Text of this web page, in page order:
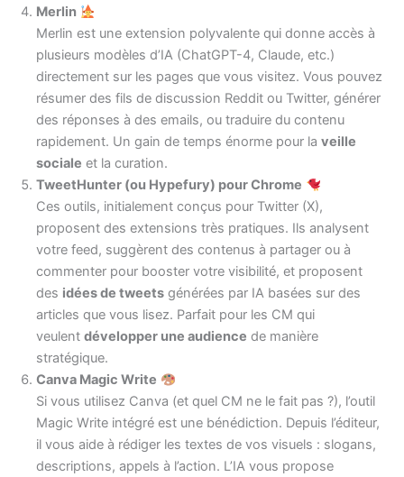
Merlin
Merlin est une extension polyvalente qui donne accès à
plusieurs modèles d’IA (ChatGPT-4, Claude, etc.)
directement sur les pages que vous visitez. Vous pouvez
résumer des fils de discussion Reddit ou Twitter, générer
des réponses à des emails, ou traduire du contenu
rapidement. Un gain de temps énorme pour la veille
sociale et la curation.
TweetHunter (ou Hypefury) pour Chrome
Ces outils, initialement conçus pour Twitter (X),
proposent des extensions très pratiques. Ils analysent
votre feed, suggèrent des contenus à partager ou à
commenter pour booster votre visibilité, et proposent
des idées de tweets générées par IA basées sur des
articles que vous lisez. Parfait pour les CM qui
veulent développer une audience de manière
stratégique.
Canva Magic Write
Si vous utilisez Canva (et quel CM ne le fait pas ?), l’outil
Magic Write intégré est une bénédiction. Depuis l’éditeur,
il vous aide à rédiger les textes de vos visuels : slogans,
descriptions, appels à l’action. L’IA vous propose